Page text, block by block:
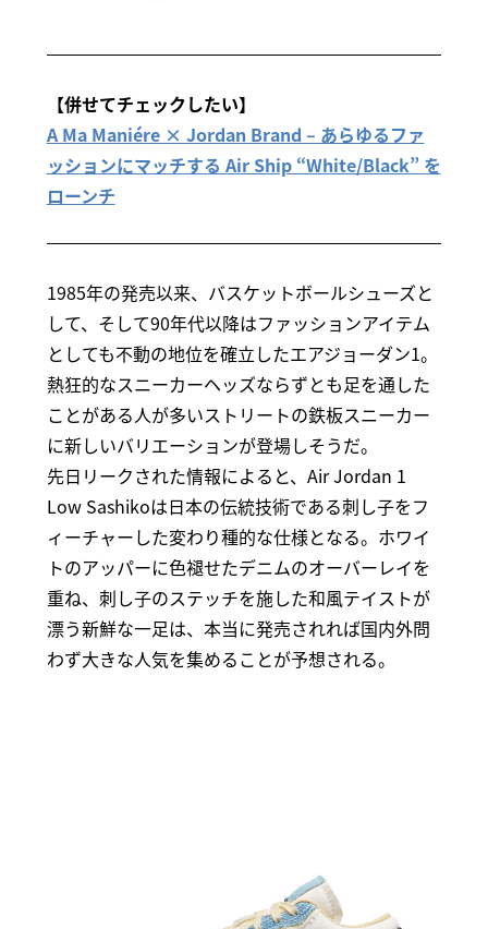
【併せてチェックしたい】
A Ma Maniére × Jordan Brand – あらゆるファ
ッションにマッチする Air Ship “White/Black” を
ローンチ
1985年の発売以来、バスケットボールシューズと
して、そして90年代以降はファッションアイテム
としても不動の地位を確立したエアジョーダン1。
熱狂的なスニーカーヘッズならずとも足を通した
ことがある人が多いストリートの鉄板スニーカー
に新しいバリエーションが登場しそうだ。
先日リークされた情報によると、Air Jordan 1
Low Sashikoは日本の伝統技術である刺し子をフ
ィーチャーした変わり種的な仕様となる。ホワイ
トのアッパーに色褪せたデニムのオーバーレイを
重ね、刺し子のステッチを施した和風テイストが
漂う新鮮な一足は、本当に発売されれば国内外問
わず大きな人気を集めることが予想される。